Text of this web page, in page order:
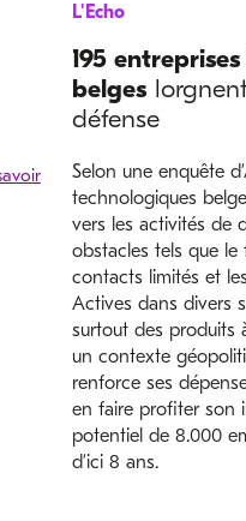
L'Echo
195
belges
défense
Selon une enquête
technologiques
vers les activités de
obstacles tels que le
contacts limités et
Actives dans divers
surtout des produits
un contexte
renforce ses
en faire profiter son
potentiel de 8.000
d’ici 8 ans.